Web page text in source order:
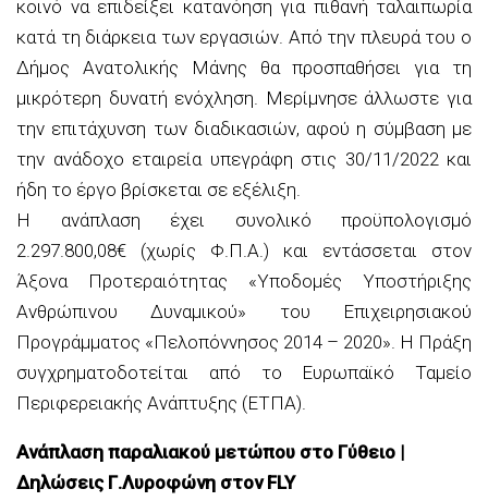
κοινό να επιδείξει κατανόηση για πιθανή ταλαιπωρία
κατά τη διάρκεια των εργασιών. Από την πλευρά του ο
Δήμος Ανατολικής Μάνης θα προσπαθήσει για τη
μικρότερη δυνατή ενόχληση. Μερίμνησε άλλωστε για
την επιτάχυνση των διαδικασιών, αφού η σύμβαση με
την ανάδοχο εταιρεία υπεγράφη στις 30/11/2022 και
ήδη το έργο βρίσκεται σε εξέλιξη.
Η ανάπλαση έχει συνολικό προϋπολογισμό
2.297.800,08€ (χωρίς Φ.Π.Α.) και εντάσσεται στον
Άξονα Προτεραιότητας «Υποδομές Υποστήριξης
Ανθρώπινου Δυναμικού» του Επιχειρησιακού
Προγράμματος «Πελοπόννησος 2014 – 2020». Η Πράξη
συγχρηματοδοτείται από το Ευρωπαϊκό Ταμείο
Περιφερειακής Ανάπτυξης (ΕΤΠΑ).
Ανάπλαση παραλιακού μετώπου στο Γύθειο |
Δηλώσεις Γ.Λυροφώνη στον FLY